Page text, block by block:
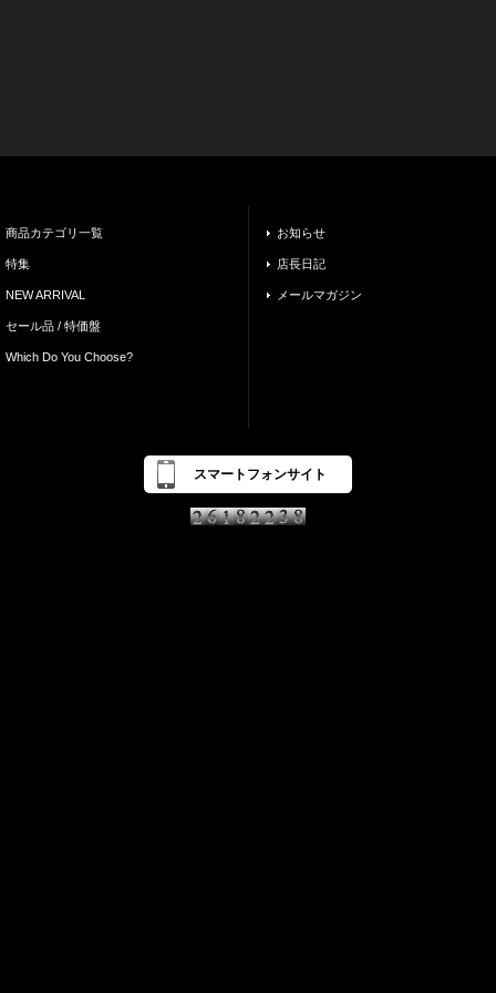
商品カテゴリ一覧
特集
NEW ARRIVAL
セール品 / 特価盤
Which Do You Choose?
お知らせ
店長日記
メールマガジン
スマートフォンサイト